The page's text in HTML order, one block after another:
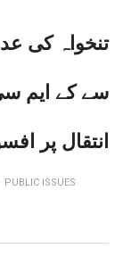
تنخواہ کی
سے کے ایم
انتقال پر
PUBLIC ISSUES